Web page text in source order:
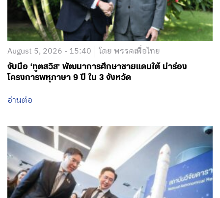
August 5, 2026 - 15:40 โดย พรรคเพื่อไทย
จับมือ ‘ทูตสวิส’ พัฒนาการศึกษาชายแดนใต้ นำร่อง
โครงการพหุภาษา 9 ปี ใน 3 จังหวัด
อ่านต่อ